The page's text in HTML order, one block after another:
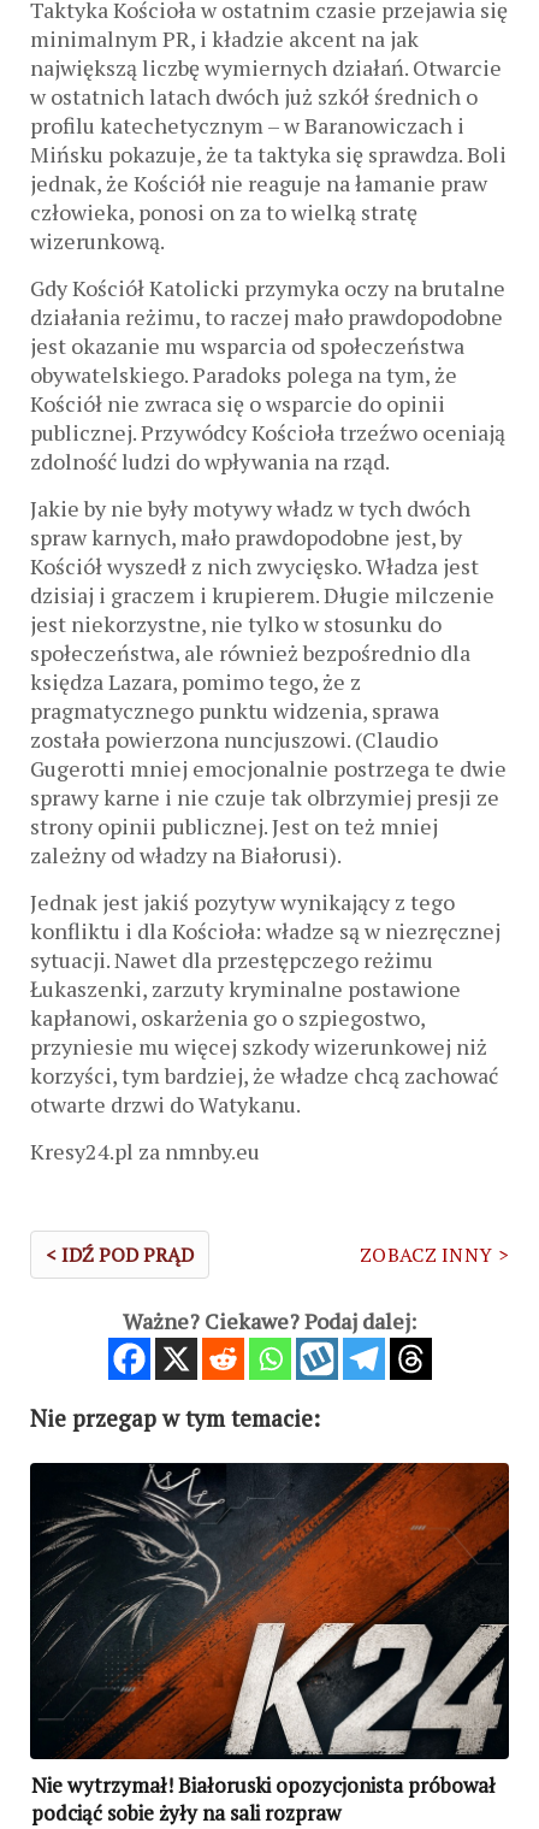
Taktyka Kościoła w ostatnim czasie przejawia się
minimalnym PR, i kładzie akcent na jak
największą liczbę wymiernych działań. Otwarcie
w ostatnich latach dwóch już szkół średnich o
profilu katechetycznym – w Baranowiczach i
Mińsku pokazuje, że ta taktyka się sprawdza. Boli
jednak, że Kościół nie reaguje na łamanie praw
człowieka, ponosi on za to wielką stratę
wizerunkową.
Gdy Kościół Katolicki przymyka oczy na brutalne
działania reżimu, to raczej mało prawdopodobne
jest okazanie mu wsparcia od społeczeństwa
obywatelskiego. Paradoks polega na tym, że
Kościół nie zwraca się o wsparcie do opinii
publicznej. Przywódcy Kościoła trzeźwo oceniają
zdolność ludzi do wpływania na rząd.
Jakie by nie były motywy władz w tych dwóch
spraw karnych, mało prawdopodobne jest, by
Kościół wyszedł z nich zwycięsko. Władza jest
dzisiaj i graczem i krupierem. Długie milczenie
jest niekorzystne, nie tylko w stosunku do
społeczeństwa, ale również bezpośrednio dla
księdza Lazara, pomimo tego, że z
pragmatycznego punktu widzenia, sprawa
została powierzona nuncjuszowi. (Claudio
Gugerotti mniej emocjonalnie postrzega te dwie
sprawy karne i nie czuje tak olbrzymiej presji ze
strony opinii publicznej. Jest on też mniej
zależny od władzy na Białorusi).
Jednak jest jakiś pozytyw wynikający z tego
konfliktu i dla Kościoła: władze są w niezręcznej
sytuacji. Nawet dla przestępczego reżimu
Łukaszenki, zarzuty kryminalne postawione
kapłanowi, oskarżenia go o szpiegostwo,
przyniesie mu więcej szkody wizerunkowej niż
korzyści, tym bardziej, że władze chcą zachować
otwarte drzwi do Watykanu.
Kresy24.pl za nmnby.eu
< IDŹ POD PRĄD ZOBACZ INNY >
Ważne? Ciekawe? Podaj dalej:
Nie przegap w tym temacie:
Nie wytrzymał! Białoruski opozycjonista próbował
podciąć sobie żyły na sali rozpraw